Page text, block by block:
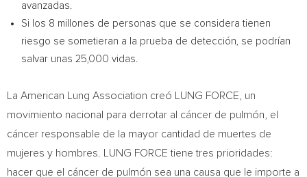
avanzadas.
Si los 8 millones de personas que se considera tienen
riesgo se sometieran a la prueba de detección, se podrían
salvar unas 25,000 vidas.
La American Lung Association creó LUNG FORCE, un
movimiento nacional para derrotar al cáncer de pulmón, el
cáncer responsable de la mayor cantidad de muertes de
mujeres y hombres. LUNG FORCE tiene tres prioridades:
hacer que el cáncer de pulmón sea una causa que le importe a